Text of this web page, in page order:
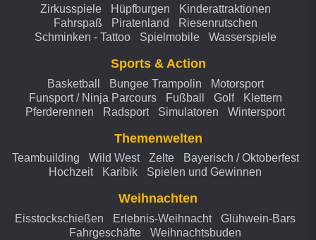
Zirkusspiele Hüpfburgen
Kinderattraktionen
Fahrspaß
Piratenland
Riesenrutschen
Schminken - Tattoo
Spielmobile Wasserspiele
Sports & Action
Basketball Bungee Trampolin
Motorsport
Funsport / Ninja Parcours
Fußball Golf
Klettern
Pferderennen
Radsport Simulatoren Wintersport
Themenwelten
Teambuilding Wild West Zelte
Bayerisch / Oktoberfest
Hochzeit
Karibik Spielen und Gewinnen
Weihnachten
Eisstockschießen Erlebnis-Weihnacht
Glühwein-Bars
Fahrgeschäfte
Weihnachtsbuden